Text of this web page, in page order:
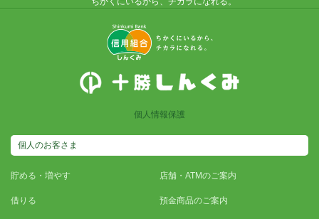
個人情報保護
個人のお客さま
貯める・増やす
借りる
店舗・ATMのご案内
預金商品のご案内